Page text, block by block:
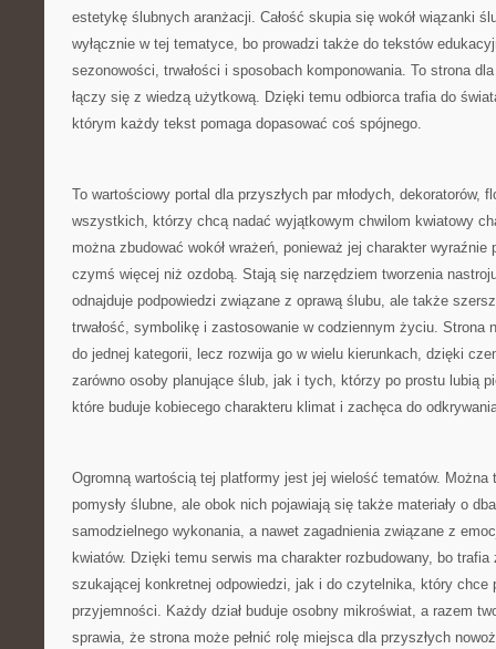
estetykę ślubnych aranżacji. Całość skupia się wokół wiązanki
wyłącznie w tej tematyce, bo prowadzi także do tekstów
sezonowości, trwałości i sposobach komponowania. To strona
łączy się z wiedzą użytkową. Dzięki temu odbiorca trafia do
którym każdy tekst pomaga dopasować coś spójnego.
To wartościowy portal dla przyszłych par młodych, dekoratorów,
wszystkich, którzy chcą nadać wyjątkowym chwilom kwiatowy
można zbudować wokół wrażeń, ponieważ jej charakter
czymś więcej niż ozdobą. Stają się narzędziem tworzenia
odnajduje podpowiedzi związane z oprawą ślubu, ale także
trwałość, symbolikę i zastosowanie w codziennym życiu. Strona
do jednej kategorii, lecz rozwija go w wielu kierunkach, dzięki
zarówno osoby planujące ślub, jak i tych, którzy po prostu lubią
które buduje kobiecego charakteru klimat i zachęca do
Ogromną wartością tej platformy jest jej wielość tematów.
pomysły ślubne, ale obok nich pojawiają się także materiały o
samodzielnego wykonania, a nawet zagadnienia związane z
kwiatów. Dzięki temu serwis ma charakter rozbudowany, bo trafia
szukającej konkretnej odpowiedzi, jak i do czytelnika, który chce
przyjemności. Każdy dział buduje osobny mikroświat, a razem
sprawia, że strona może pełnić rolę miejsca dla przyszłych